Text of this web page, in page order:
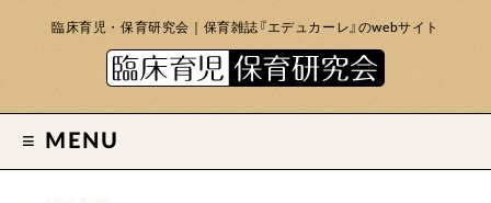
臨床育児・保育研究会｜保育雑誌『エデュカーレ』のwebサイト
MENU